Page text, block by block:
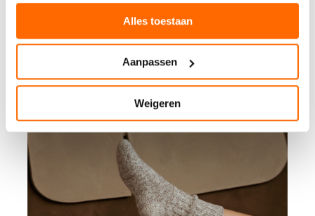
Alles toestaan
Aanpassen
Weigeren